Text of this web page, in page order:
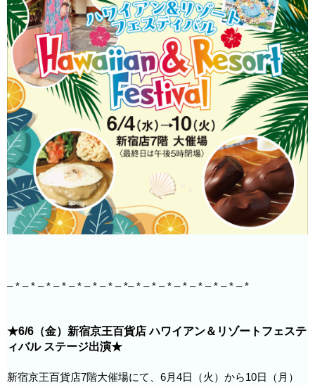
– * – * – * – * – * – * – * – *– * – * – * – * – * – * – * – *
★6/6（金）新宿京王百貨店 ハワイアン＆リゾートフェステ
ィバル ステージ出演★
新宿京王百貨店7階大催場にて、6月4日（火）から10日（月）